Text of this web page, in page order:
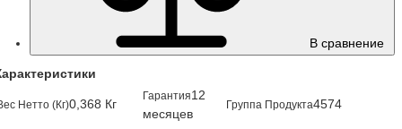
В сравнение
Нетто (Кг)0,368 Кг
Гарантия12
месяцев
Группа Продукта4574